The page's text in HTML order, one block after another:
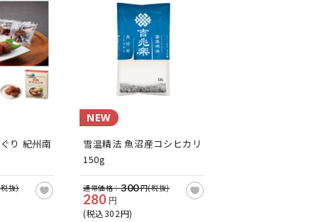
り 紀州南
抜)
NEW
雪温精法 魚沼産コシヒカリ
150g
通常価格：300円(税抜)
280 円
(税込302円)